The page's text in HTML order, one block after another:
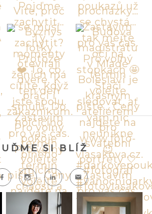
SI BLÍŽ